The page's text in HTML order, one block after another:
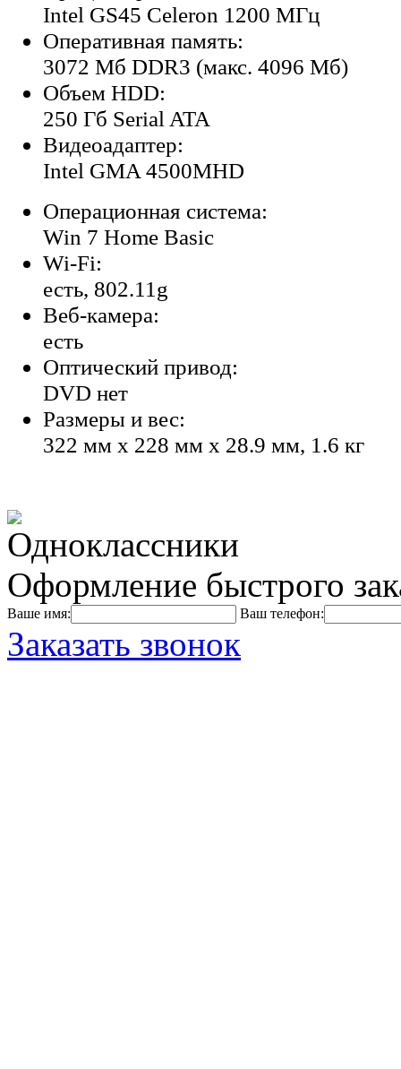
Intel GS45 Celeron 1200 МГц
Оперативная память:
3072 Мб DDR3 (макс. 4096 Мб)
Объем HDD:
250 Гб Serial ATA
Видеоадаптер:
Intel GMA 4500MHD
Операционная система:
Win 7 Home Basic
Wi-Fi:
есть, 802.11g
Веб-камера:
есть
Оптический привод:
DVD нет
Размеры и вес:
322 мм x 228 мм x 28.9 мм, 1.6 кг
Оформление быстрого
Ваше имя: Ваш телефон:
Заказать звонок